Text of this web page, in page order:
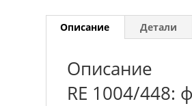
Описание Детали
Описание
RE 1004/448: